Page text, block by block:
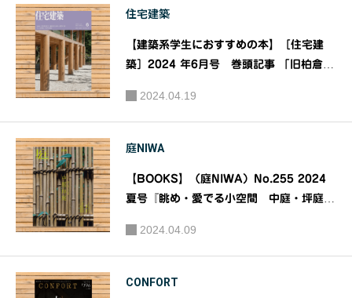
住宅建築
【建築系学生におすすめの本】［住宅建
築］2024 年6月号 巻頭記事 「旧柏倉家
「設計施工の思考と創造」｜発行：建築資
料研究社 編集：建築思潮研究所
2024.04.19
庭NIWA
【BOOKS】（庭NIWA）No.255 2024
夏号『眺め・愛でる小空間 中庭・坪庭』
2024.04.09
CONFORT